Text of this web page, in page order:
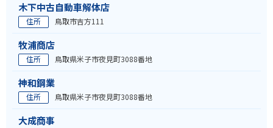
木下中古自動車解体店
住所 鳥取市吉方111
牧浦商店
住所 鳥取県米子市夜見町3088番地
神和鋼業
住所 鳥取県米子市夜見町3088番地
大成商事